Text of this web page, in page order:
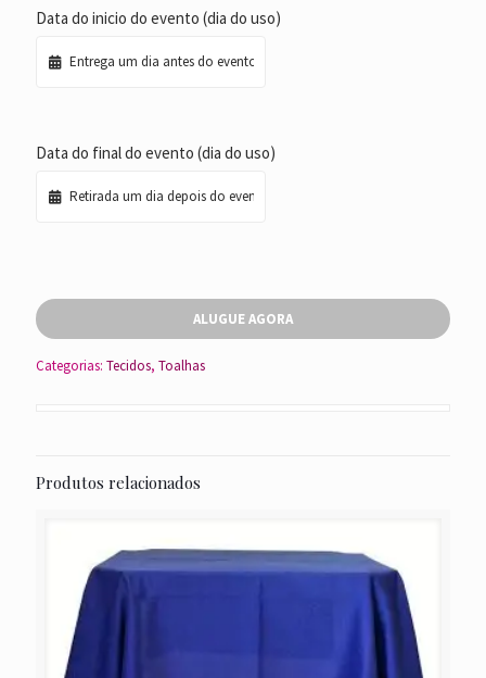
Data do inicio do evento (dia do uso)
Data do final do evento (dia do uso)
ALUGUE AGORA
Categorias: Tecidos, Toalhas
Produtos relacionados